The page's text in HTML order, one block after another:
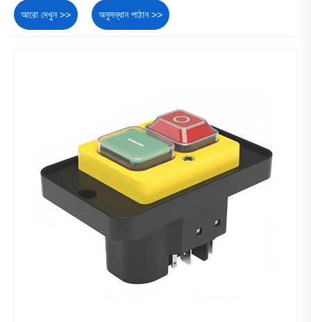
আরো দেখুন >> অনুসন্ধান পাঠান >>